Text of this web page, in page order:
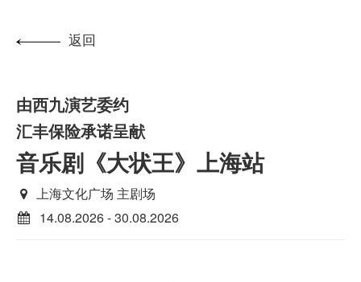
返回
由西九演艺委约
汇丰保险承诺呈献
音乐剧《大状王》上海站
上海文化广场 主剧场
14.08.2026 - 30.08.2026